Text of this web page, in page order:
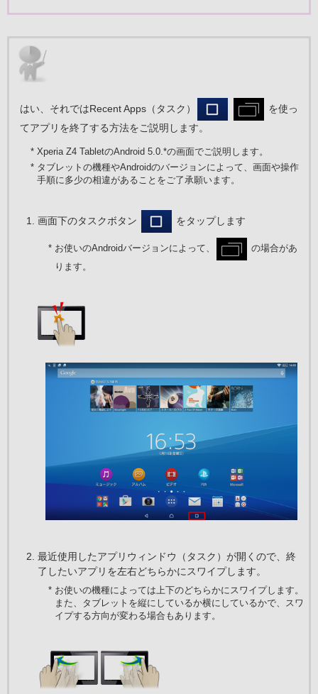
はい、それではRecent Apps（タスク）
を使っ
てアプリを終了する方法をご説明します。
* Xperia Z4 TabletのAndroid 5.0.*の画面でご説明します。
* タブレットの機種やAndroidのバージョンによって、画面や操作
手順に多少の相違があることをご了承願います。
画面下のタスクボタン をタップします
* お使いのAndroidバージョンによって、
の場合があ
ります。
最近使用したアプリウィンドウ（タスク）が開くので、終
了したいアプリを左右どちらかにスワイプします。
* お使いの機種によっては上下のどちらかにスワイプします。
また、タブレットを縦にしているか横にしているかで、スワ
イプする方向が変わる場合もあります。